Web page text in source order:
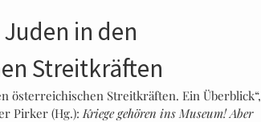
in den
Streitkräften
österreichischen Streitkräften. Ein Überblick“,
Pirker (Hg.):Kriege gehören ins Museum! Aber